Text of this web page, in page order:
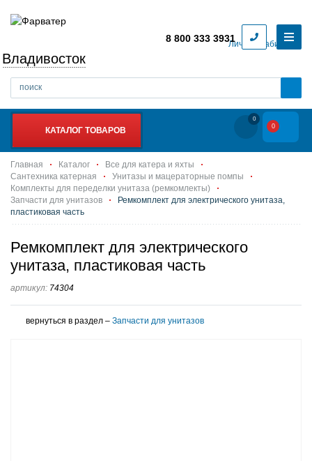
Личный кабинет
Владивосток
8 800 333 3931
КАТАЛОГ ТОВАРОВ
0
0
Главная Каталог
Все для катера и яхты
Сантехника катерная
Унитазы и мацераторные помпы
Комплекты для переделки унитаза (ремкомлекты)
Запчасти для унитазов
Ремкомплект для электрического унитаза,
пластиковая часть
Ремкомплект для электрического
унитаза, пластиковая часть
артикул: 74304
вернуться в раздел – Запчасти для унитазов